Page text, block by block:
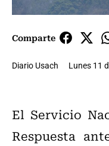
Comparte
Diario Usach Lunes 11
El Servicio
Respuesta